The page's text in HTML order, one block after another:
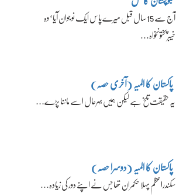
آج سے 15 سال قبل میرے پاس ایک نوجوان آیا‘ وہ
خیبرپختونخواہ…
پاکستان کا المیہ (آخری حصہ)
یہ حقیقت تلخ ہے لیکن ہمیں بہرحال اسے ماننا پڑے…
پاکستان کا المیہ (دوسرا حصہ)
سکندراعظم پہلا حکمران تھا جس نے اپنے دور کی زیادہ…